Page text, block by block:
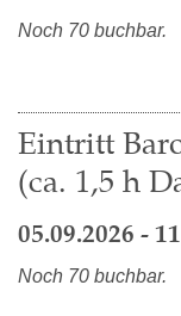
Noch 70 buchbar.
Eintritt
(ca. 1,5 h
05.09.2026 -
Noch 70 buchbar.